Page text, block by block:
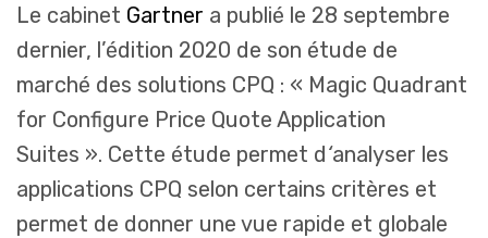
Le cabinet Gartner a publié le 28 septembre
dernier, l’édition 2020 de son étude de
marché des solutions CPQ : « Magic Quadrant
for Configure Price Quote Application
Suites ». Cette étude permet d‘analyser les
applications CPQ selon certains critères et
permet de donner une vue rapide et globale